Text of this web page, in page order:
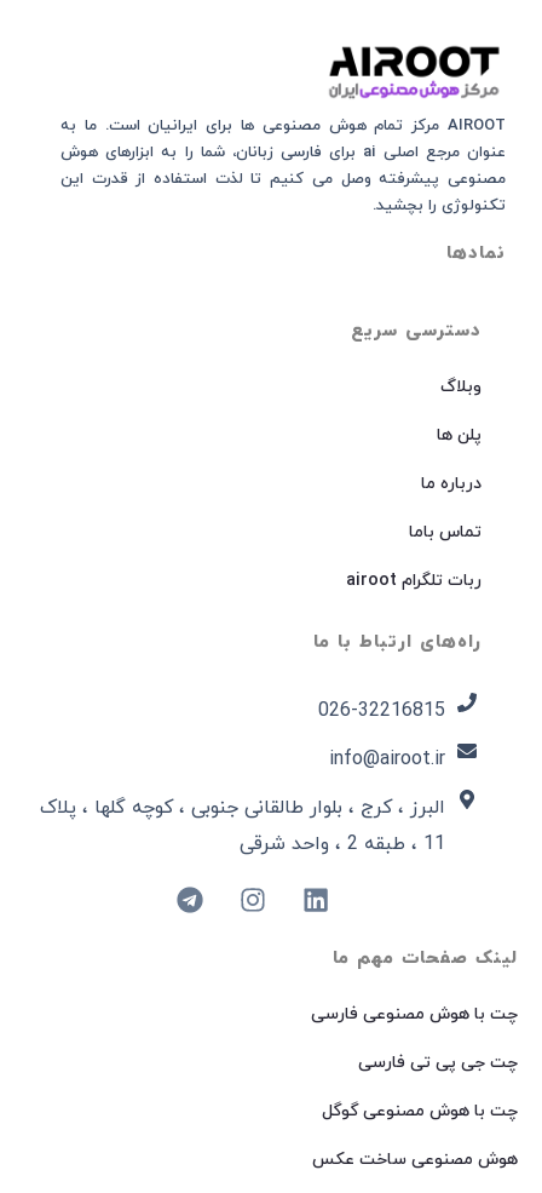
لینک صفحات مهم ما
چت با هوش مصنوعی فارسی
چت جی پی تی فارسی
چت با هوش مصنوعی گوگل
هوش مصنوعی ساخت عکس
دسترسی سریع
وبلاگ
پلن ها
درباره ما
تماس باما
ربات تلگرام airoot
راه‌های ارتباط با ما
026-32216815​
info@airoot.ir
البرز ، کرج ، بلوار طالقانی جنوبی ، کوچه گلها ، پلاک
11 ، طبقه 2 ، واحد شرقی
AIROOT مرکز تمام هوش مصنوعی‌‌‌ ها برای ایرانیان است. ما به
عنوان مرجع اصلی ai برای فارسی زبانان، شما را به ابزارهای هوش
مصنوعی پیشرفته وصل می کنیم تا لذت استفاده از قدرت این
تکنولوژی را بچشید.
نمادها